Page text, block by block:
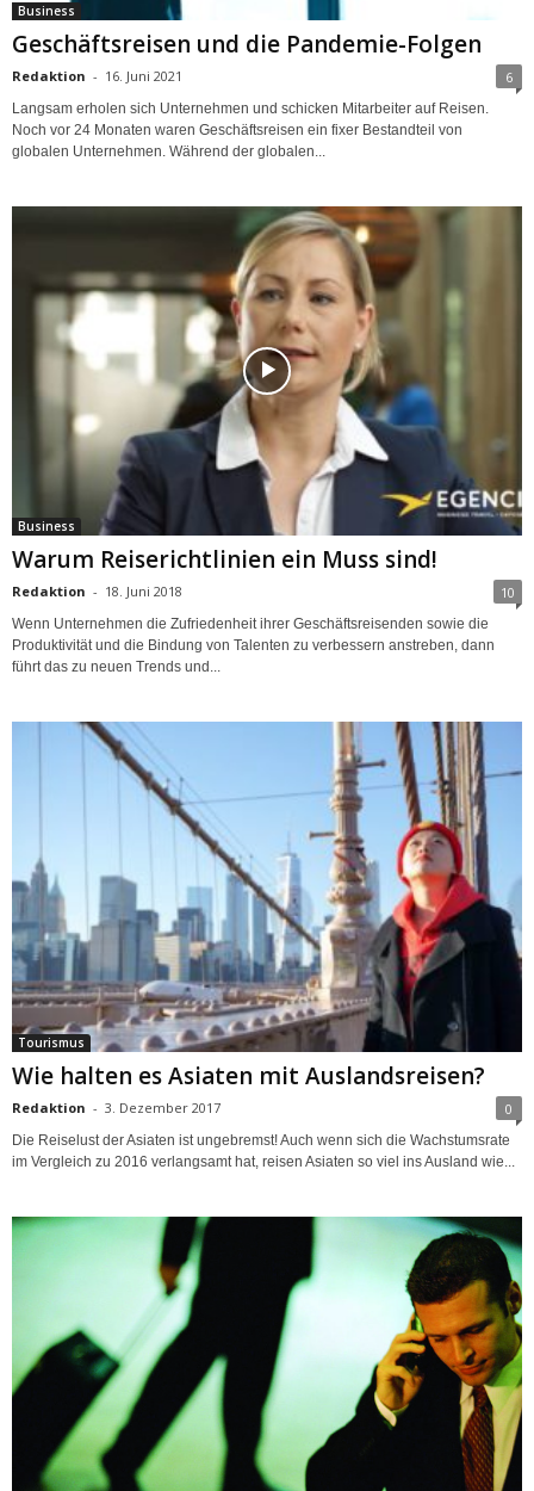
Business
Geschäftsreisen und die Pandemie-Folgen
Redaktion - 16. Juni 2021 6
Langsam erholen sich Unternehmen und schicken Mitarbeiter auf Reisen.
Noch vor 24 Monaten waren Geschäftsreisen ein fixer Bestandteil von
globalen Unternehmen. Während der globalen...
Business
Warum Reiserichtlinien ein Muss sind!
Redaktion - 18. Juni 2018 10
Wenn Unternehmen die Zufriedenheit ihrer Geschäftsreisenden sowie die
Produktivität und die Bindung von Talenten zu verbessern anstreben, dann
führt das zu neuen Trends und...
Tourismus
Wie halten es Asiaten mit Auslandsreisen?
Redaktion - 3. Dezember 2017 0
Die Reiselust der Asiaten ist ungebremst! Auch wenn sich die Wachstumsrate
im Vergleich zu 2016 verlangsamt hat, reisen Asiaten so viel ins Ausland wie...